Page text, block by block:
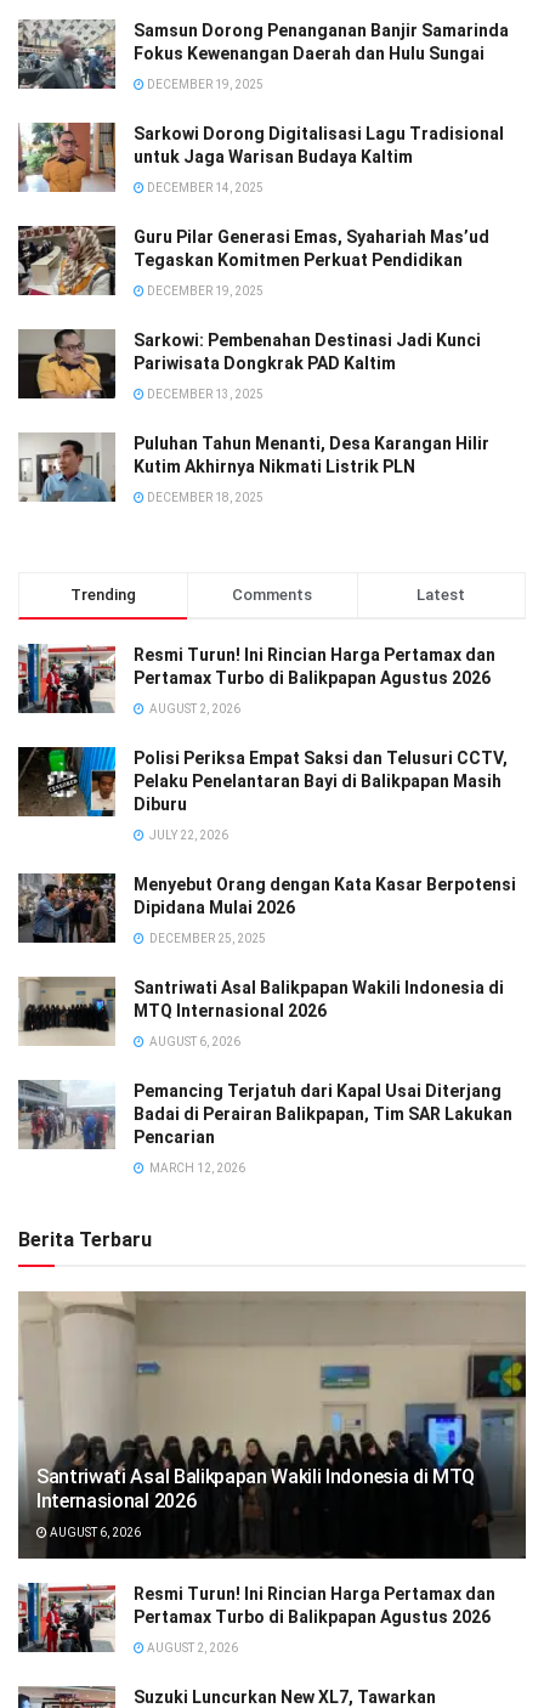
Samsun Dorong Penanganan Banjir Samarinda
Fokus Kewenangan Daerah dan Hulu Sungai
DECEMBER 19, 2025
Sarkowi Dorong Digitalisasi Lagu Tradisional
untuk Jaga Warisan Budaya Kaltim
DECEMBER 14, 2025
Guru Pilar Generasi Emas, Syahariah Mas’ud
Tegaskan Komitmen Perkuat Pendidikan
DECEMBER 19, 2025
Sarkowi: Pembenahan Destinasi Jadi Kunci
Pariwisata Dongkrak PAD Kaltim
DECEMBER 13, 2025
Puluhan Tahun Menanti, Desa Karangan Hilir
Kutim Akhirnya Nikmati Listrik PLN
DECEMBER 18, 2025
Trending Comments Latest
Resmi Turun! Ini Rincian Harga Pertamax dan
Pertamax Turbo di Balikpapan Agustus 2026
AUGUST 2, 2026
Polisi Periksa Empat Saksi dan Telusuri CCTV,
Pelaku Penelantaran Bayi di Balikpapan Masih
Diburu
JULY 22, 2026
Menyebut Orang dengan Kata Kasar Berpotensi
Dipidana Mulai 2026
DECEMBER 25, 2025
Santriwati Asal Balikpapan Wakili Indonesia di
MTQ Internasional 2026
AUGUST 6, 2026
Pemancing Terjatuh dari Kapal Usai Diterjang
Badai di Perairan Balikpapan, Tim SAR Lakukan
Pencarian
MARCH 12, 2026
Berita Terbaru
Santriwati Asal Balikpapan Wakili Indonesia di MTQ
Internasional 2026
AUGUST 6, 2026
Resmi Turun! Ini Rincian Harga Pertamax dan
Pertamax Turbo di Balikpapan Agustus 2026
AUGUST 2, 2026
Suzuki Luncurkan New XL7, Tawarkan